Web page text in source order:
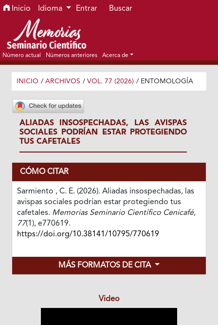
Ir al menú de navegación principal
Ir al contenido principal
Ir al pie de página del sitio
Inicio Idioma Entrar Buscar
Número actual Números anteriores Acerca de
INICIO / ARCHIVOS / VOL. 77 (2026) / ENTOMOLOGÍA
ALIADAS INSOSPECHADAS, LAS AVISPAS
SOCIALES PODRÍAN ESTAR PROTEGIENDO
TUS CAFETALES
CÓMO CITAR
Sarmiento , C. E. (2026). Aliadas insospechadas, las
avispas sociales podrían estar protegiendo tus
cafetales. Memorias Seminario Científico Cenicafé,
77(1), e770619.
https://doi.org/10.38141/10795/770619
MÁS FORMATOS DE CITA
Video